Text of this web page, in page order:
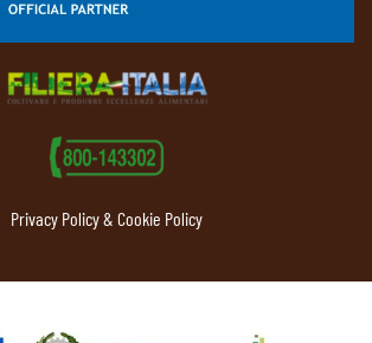
Privacy Policy & Cookie Policy